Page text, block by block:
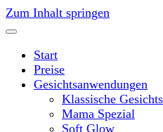
Zum Inhalt springen
Start
Preise
Gesichtsanwendungen
Klassische
Mama Spezial
Soft Glow